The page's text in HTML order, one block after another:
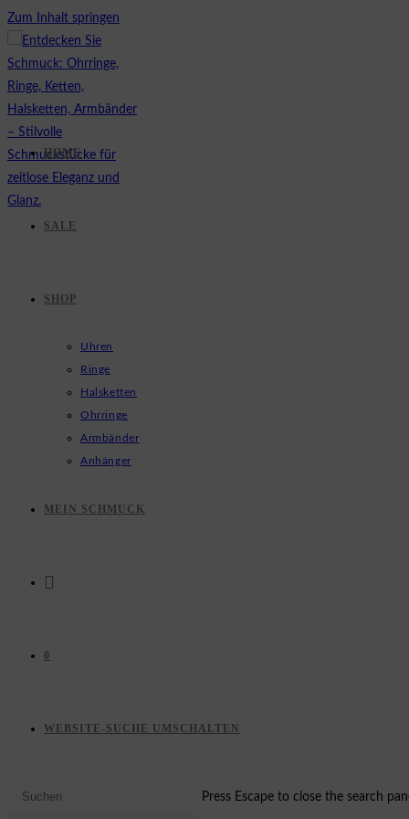
Zum Inhalt springen
HOME
SALE
SHOP
Uhren
Ringe
Halsketten
Ohrringe
Armbänder
Anhänger
MEIN SCHMUCK
0
WEBSITE-SUCHE UMSCHALTEN
Press Escape to close the search